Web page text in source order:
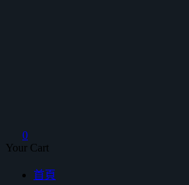
0
Your Cart
首頁